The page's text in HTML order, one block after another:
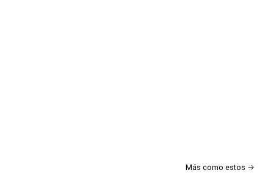
Y Permite Regular La Ventilación Según TusMás como estos